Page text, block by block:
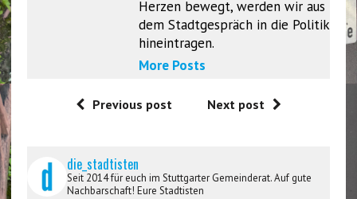
Herzen bewegt, werden wir aus
dem Stadtgespräch in die Politik
hineintragen.
More Posts
Previous post Next post
die_stadtisten
Seit 2014 für euch im Stuttgarter Gemeinderat. Auf gute
Nachbarschaft! Eure Stadtisten